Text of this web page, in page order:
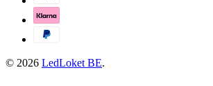
© 2026 LedLoket BE.